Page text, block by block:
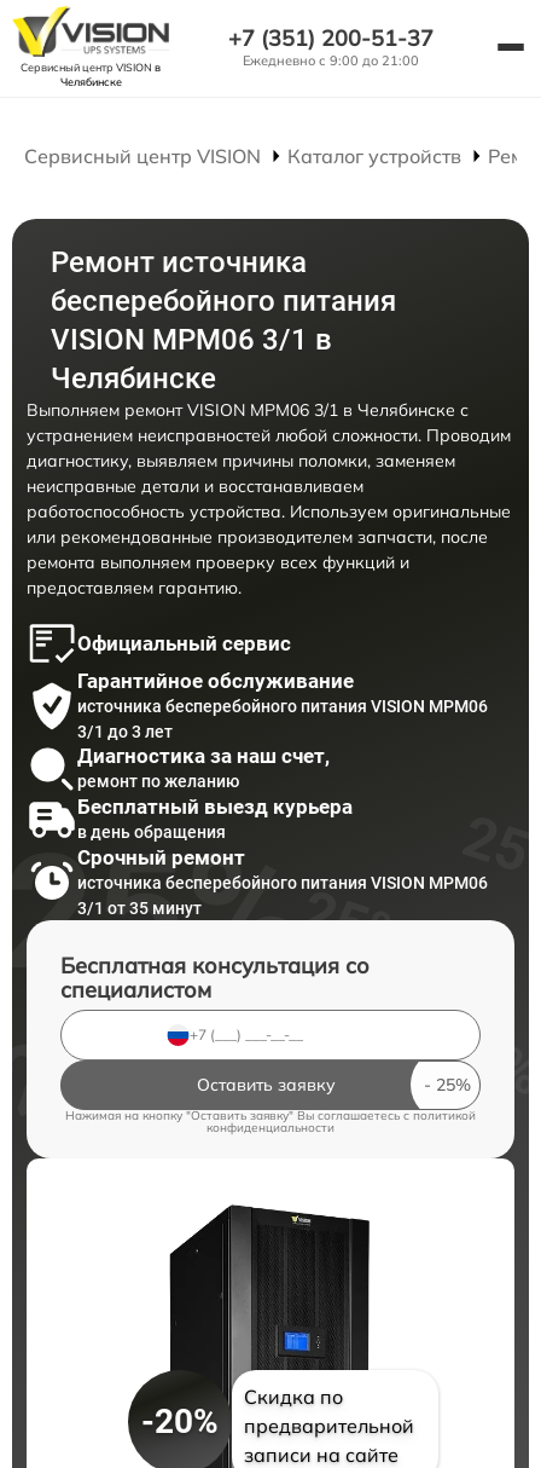
Сервисный центр VISION в
Челябинске
+7 (351) 200-51-37
Ежедневно с 9:00 до 21:00
Сервисный центр VISION Каталог устройств
Ремонт источника
бесперебойного питания
VISION MPM06 3/1 в
Челябинске
Выполняем ремонт VISION MPM06 3/1 в Челябинске с
устранением неисправностей любой сложности. Проводим
диагностику, выявляем причины поломки, заменяем
неисправные детали и восстанавливаем
работоспособность устройства. Используем оригинальные
или рекомендованные производителем запчасти, после
ремонта выполняем проверку всех функций и
предоставляем гарантию.
Официальный сервис
Гарантийное обслуживание
источника бесперебойного питания VISION MPM06
3/1 до 3 лет
Диагностика за наш счет,
ремонт по желанию
Бесплатный выезд курьера
в день обращения
Срочный ремонт
источника бесперебойного питания VISION MPM06
3/1 от 35 минут
Бесплатная консультация со
специалистом
Оставить заявку
Нажимая на кнопку "Оставить заявку" Вы соглашаетесь cполитикой
конфиденциальности
-20%
Скидка по
предварительной
записи на сайте